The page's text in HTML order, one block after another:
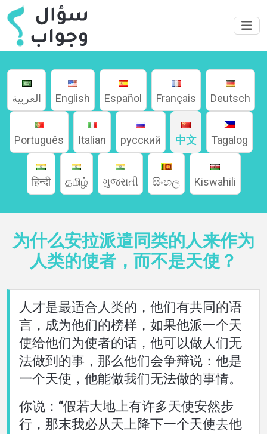
於
العربية English Español Français Deutsch
Português Italian русский 中文 Tagalog
हिन्दी தமிழ் ગુજરાતી සිංහල Kiswahili
为什么安拉派遣同类的人来作为
人类的使者，而不是天使？
人才是最适合人类的，他们有共同的语
言，成为他们的榜样，如果他派一个天
使给他们为使者的话，他可以做人们无
法做到的事，那么他们会争辩说：他是
一个天使，他能做我们无法做的事情。
你说：“假若大地上有许多天使安然步
行，那末我必从天上降下一个天使去他